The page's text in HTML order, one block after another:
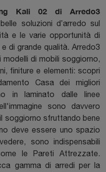
Kali 02 di Arredo3
soluzioni d’arredo sul
e le varie opportunità di
di grande qualità. Arredo3
di mobili soggiorno,
finiture e elementi: scopri
Casa dei migliori
in laminato dalle linee
sono davvero
soggiorno sfruttando bene
deve essere uno spazio
sono indispensabili
le Pareti Attrezzate.
gamma di arredi per la